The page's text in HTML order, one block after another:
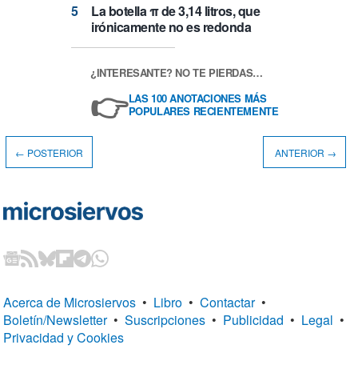
La botella π de 3,14 litros, que
irónicamente no es redonda
¿INTERESANTE? NO TE PIERDAS…
👉LAS 100 ANOTACIONES MÁS
POPULARES RECIENTEMENTE
← POSTERIOR ANTERIOR →
Acerca de Microsiervos • Libro • Contactar •
Boletín/Newsletter • Suscripciones • Publicidad • Legal •
Privacidad y Cookies